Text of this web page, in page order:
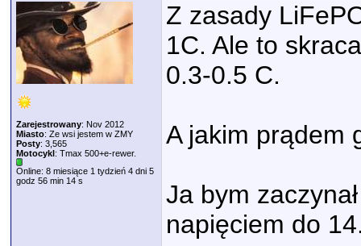
Zarejestrowany: Nov 2012
Miasto: Ze wsi jestem w ZMY
Posty: 3,565
Motocykl: Tmax 500+e-rewer.
Online: 8 miesiące 1 tydzień 4 dni 5
godz 56 min 14 s
Z zasady
1C. Ale to
0.3-0.5 C.
A jakim prądem
Ja bym
napięciem do